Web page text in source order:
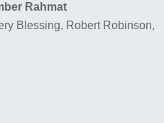
Rahmat
Blessing, Robert Robinson,